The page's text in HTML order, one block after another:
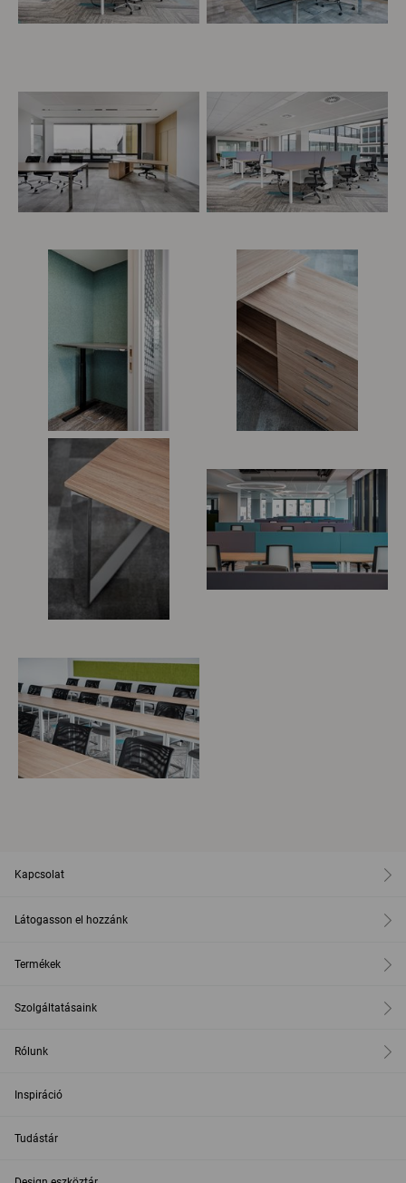
Kapcsolat
Látogasson el hozzánk
Termékek
Szolgáltatásaink
Rólunk
Inspiráció
Tudástár